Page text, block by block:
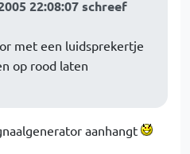
22:08:07 schreef
met een luidsprekertje
op rood laten
aanhangt